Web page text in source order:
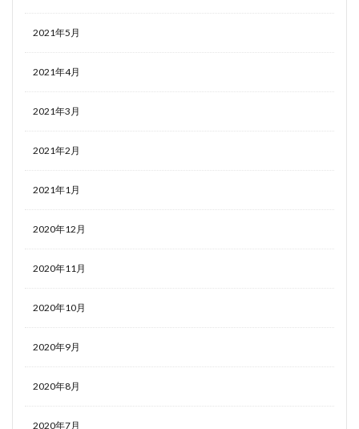
2021年5月
2021年4月
2021年3月
2021年2月
2021年1月
2020年12月
2020年11月
2020年10月
2020年9月
2020年8月
2020年7月